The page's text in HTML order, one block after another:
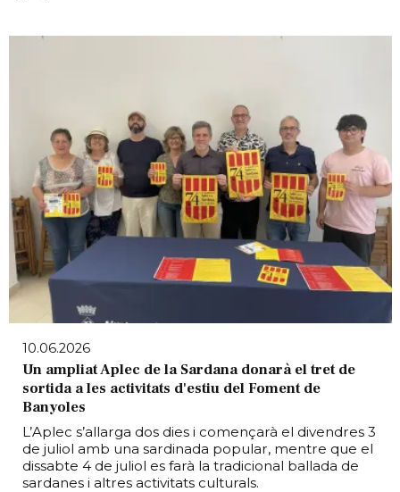
10.06.2026
Un ampliat Aplec de la Sardana donarà el tret de
sortida a les activitats d'estiu del Foment de
Banyoles
L’Aplec s’allarga dos dies i començarà el divendres 3
de juliol amb una sardinada popular, mentre que el
dissabte 4 de juliol es farà la tradicional ballada de
sardanes i altres activitats culturals.